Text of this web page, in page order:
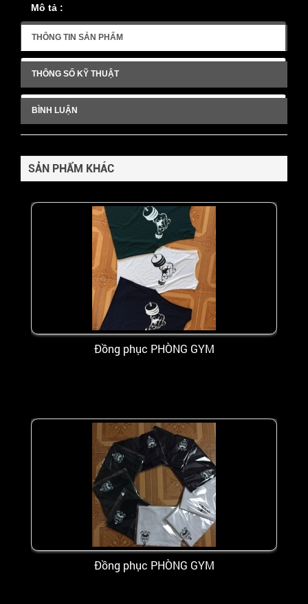
Mô tả :
THÔNG TIN SẢN PHẨM
THÔNG SỐ KỸ THUẬT
BÌNH LUẬN
SẢN PHẨM KHÁC
Đồng phục PHÒNG GYM
Đồng phục PHÒNG GYM